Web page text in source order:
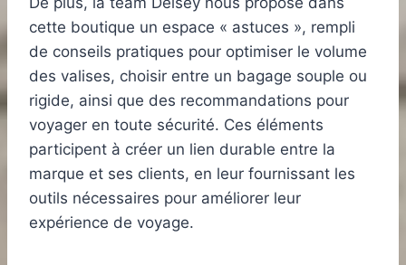
cette boutique un espace « astuces », rempli
de conseils pratiques pour optimiser le volume
des valises, choisir entre un bagage souple ou
rigide, ainsi que des recommandations pour
voyager en toute sécurité. Ces éléments
participent à créer un lien durable entre la
marque et ses clients, en leur fournissant les
outils nécessaires pour améliorer leur
expérience de voyage.